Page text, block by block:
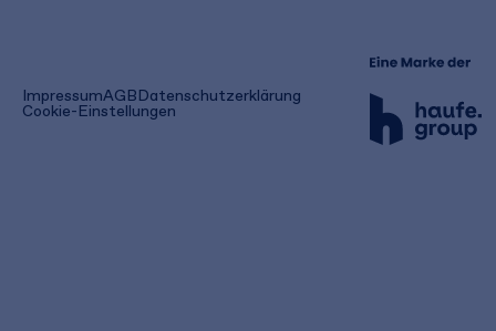
ImpressumAGB(öffnet
in
einem
Datenschutzerklärung
Cookie-Einstellungen